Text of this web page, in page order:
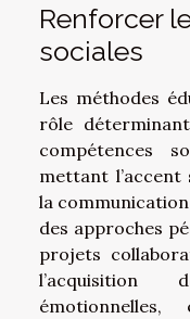
Renforcer
sociales
Les méthodes
rôle
compétences
mettant l’accent
la
des approches
projets
l’acquisition